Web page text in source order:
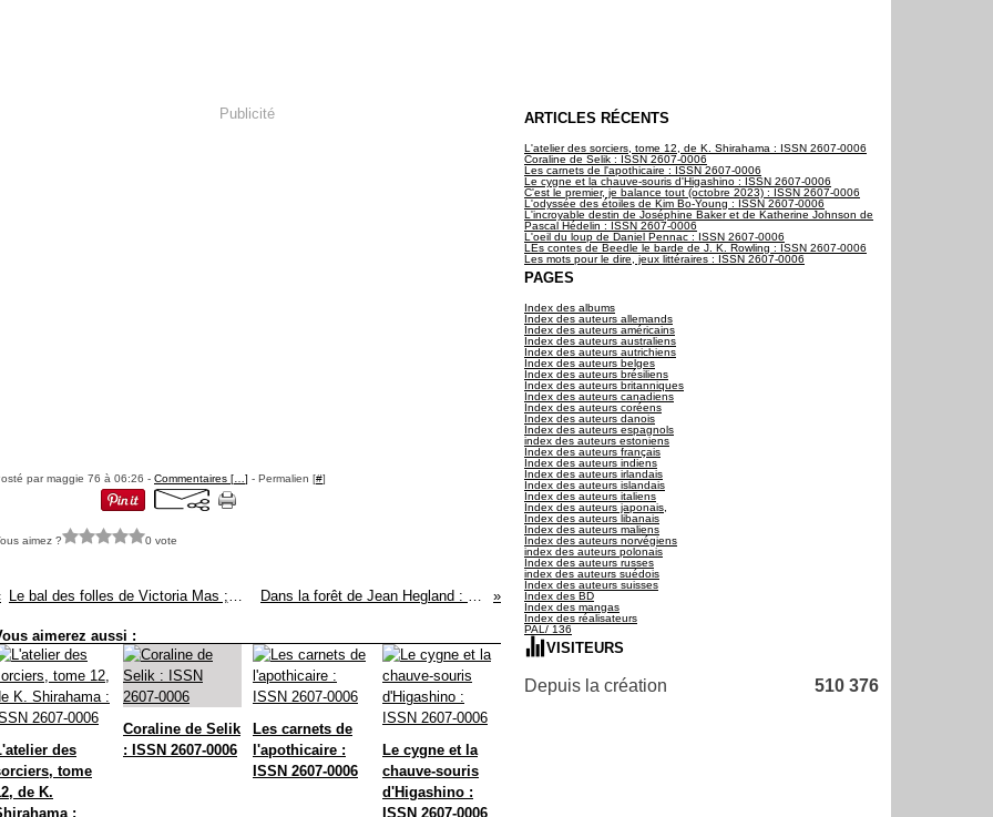
Publicité
par maggie 76 à 06:26 - Commentaires [ ] - Permalien [#]
aimez ? 0 vote
Le bal des folles de Victoria Mas ; ISSN 2607-0006 Dans la forêt de Jean Hegland : ISSN 2607-0006
aimerez aussi :
des
tome
de K.
:
Coraline de Selik
: ISSN 2607-0006
Les carnets de
l'apothicaire :
ISSN 2607-0006
Le cygne et la
chauve-souris
d'Higashino :
ISSN 2607-0006
ARTICLES RÉCENTS
L'atelier des sorciers, tome 12, de K. Shirahama : ISSN 2607-0006
Coraline de Selik : ISSN 2607-0006
Les carnets de l'apothicaire : ISSN 2607-0006
Le cygne et la chauve-souris d'Higashino : ISSN 2607-0006
C'est le premier, je balance tout (octobre 2023) : ISSN 2607-0006
L'odyssée des étoiles de Kim Bo-Young : ISSN 2607-0006
L'incroyable destin de Joséphine Baker et de Katherine Johnson de
Pascal Hédelin : ISSN 2607-0006
L'oeil du loup de Daniel Pennac : ISSN 2607-0006
LEs contes de Beedle le barde de J. K. Rowling : ISSN 2607-0006
Les mots pour le dire, jeux littéraires : ISSN 2607-0006
PAGES
Index des albums
Index des auteurs allemands
Index des auteurs américains
Index des auteurs australiens
Index des auteurs autrichiens
Index des auteurs belges
Index des auteurs brésiliens
Index des auteurs britanniques
Index des auteurs canadiens
Index des auteurs coréens
Index des auteurs danois
Index des auteurs espagnols
index des auteurs estoniens
Index des auteurs français
Index des auteurs indiens
Index des auteurs irlandais
Index des auteurs islandais
Index des auteurs italiens
Index des auteurs japonais,
Index des auteurs libanais
Index des auteurs maliens
Index des auteurs norvégiens
index des auteurs polonais
Index des auteurs russes
index des auteurs suédois
Index des auteurs suisses
Index des BD
Index des mangas
Index des réalisateurs
PAL/ 136
VISITEURS
Depuis la création 510 376